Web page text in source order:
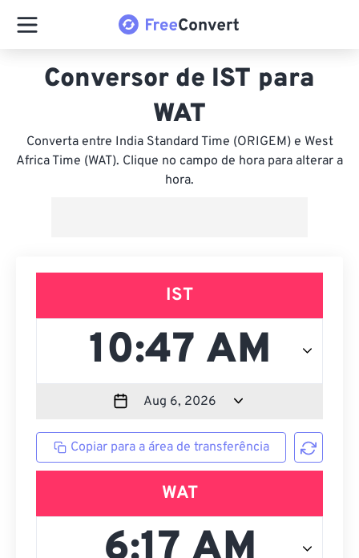
Conversor de IST para
WAT
Converta entre India Standard Time (ORIGEM) e West
Africa Time (WAT). Clique no campo de hora para alterar a
hora.
IST
Copiar para a área de transferência
WAT